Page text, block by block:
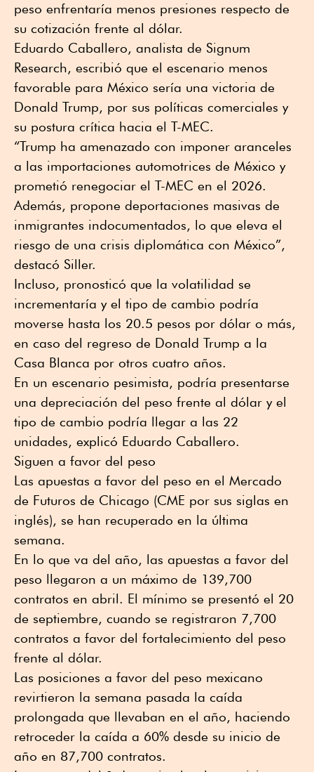
peso enfrentaría menos presiones respecto de
su cotización frente al dólar.
Eduardo Caballero, analista de Signum
Research, escribió que el escenario menos
favorable para México sería una victoria de
Donald Trump, por sus políticas comerciales y
su postura crítica hacia el T-MEC.
“Trump ha amenazado con imponer aranceles
a las importaciones automotrices de México y
prometió renegociar el T-MEC en el 2026.
Además, propone deportaciones masivas de
inmigrantes indocumentados, lo que eleva el
riesgo de una crisis diplomática con México”,
destacó Siller.
Incluso, pronosticó que la volatilidad se
incrementaría y el tipo de cambio podría
moverse hasta los 20.5 pesos por dólar o más,
en caso del regreso de Donald Trump a la
Casa Blanca por otros cuatro años.
En un escenario pesimista, podría presentarse
una depreciación del peso frente al dólar y el
tipo de cambio podría llegar a las 22
unidades, explicó Eduardo Caballero.
Siguen a favor del peso
Las apuestas a favor del peso en el Mercado
de Futuros de Chicago (CME por sus siglas en
inglés), se han recuperado en la última
semana.
En lo que va del año, las apuestas a favor del
peso llegaron a un máximo de 139,700
contratos en abril. El mínimo se presentó el 20
de septiembre, cuando se registraron 7,700
contratos a favor del fortalecimiento del peso
frente al dólar.
Las posiciones a favor del peso mexicano
revirtieron la semana pasada la caída
prolongada que llevaban en el año, haciendo
retroceder la caída a 60% desde su inicio de
año en 87,700 contratos.